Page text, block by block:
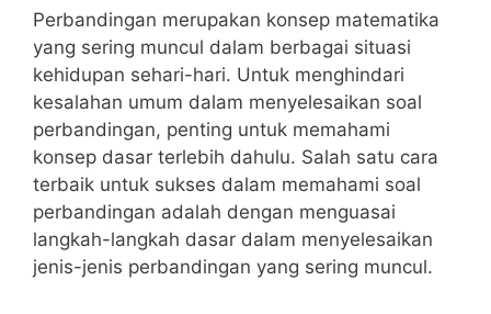
Perbandingan merupakan konsep matematika
yang sering muncul dalam ⁢berbagai‌ situasi
kehidupan sehari-hari. Untuk menghindari
kesalahan ‍umum‍ dalam menyelesaikan soal
perbandingan, penting ⁤untuk ⁤memahami
konsep dasar terlebih dahulu. Salah satu cara
⁢terbaik untuk sukses dalam memahami soal
perbandingan adalah dengan menguasai
langkah-langkah dasar dalam menyelesaikan
jenis-jenis perbandingan yang sering muncul.